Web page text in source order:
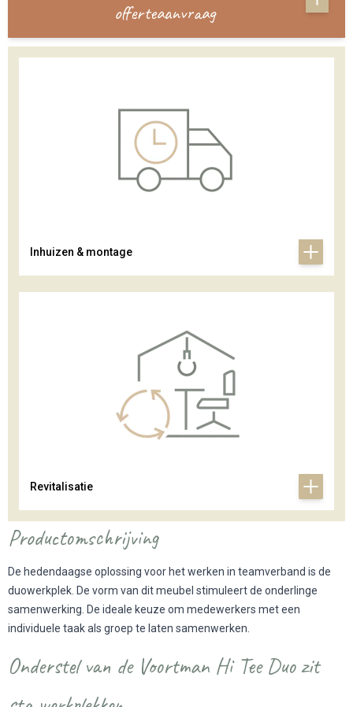
offerteaanvraag
Inhuizen & montage
Revitalisatie
Productomschrijving
De hedendaagse oplossing voor het werken in teamverband is de
duowerkplek. De vorm van dit meubel stimuleert de onderlinge
samenwerking. De ideale keuze om medewerkers met een
individuele taak als groep te laten samenwerken.
Onderstel van de Voortman Hi Tee Duo zit